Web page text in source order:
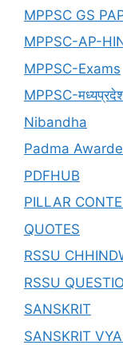
MPPSC GS
MPPSC-AP-
MPPSC-Exams
MPPSC-
Nibandha
Padma
PDFHUB
PILLAR
QUOTES
RSSU
RSSU
SANSKRIT
SANSKRIT